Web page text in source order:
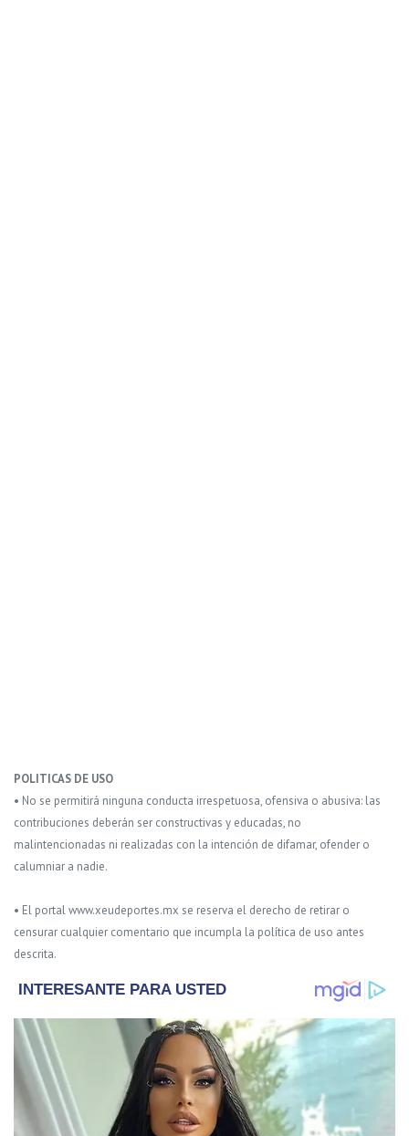
POLITICAS DE USO
• No se permitirá ninguna conducta irrespetuosa, ofensiva o abusiva: las
contribuciones deberán ser constructivas y educadas, no
malintencionadas ni realizadas con la intención de difamar, ofender o
calumniar a nadie.
• El portal www.xeudeportes.mx se reserva el derecho de retirar o
censurar cualquier comentario que incumpla la política de uso antes
descrita.